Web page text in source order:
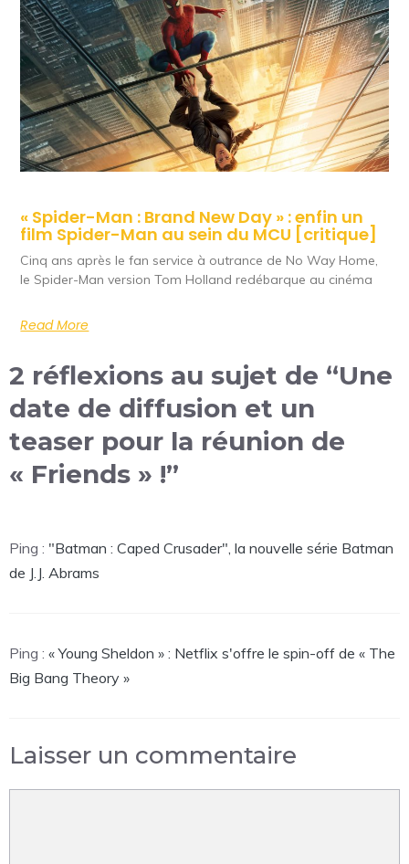
« Spider-Man : Brand New Day » : enfin un
film Spider-Man au sein du MCU [critique]
Cinq ans après le fan service à outrance de No Way Home,
le Spider-Man version Tom Holland redébarque au cinéma
Read More
2 réflexions au sujet de “Une
date de diffusion et un
teaser pour la réunion de
« Friends » !”
Ping : "Batman : Caped Crusader", la nouvelle série Batman
de J.J. Abrams
Ping : « Young Sheldon » : Netflix s'offre le spin-off de « The
Big Bang Theory »
Laisser un commentaire